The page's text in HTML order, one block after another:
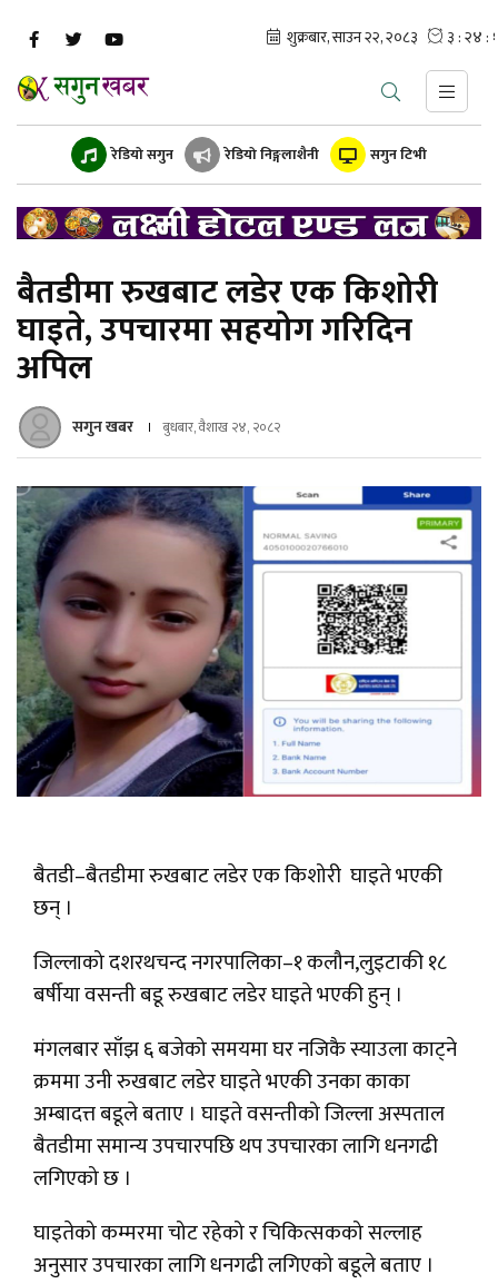
रेडियो सगुन रेडियो निङ्गलाशैनी सगुन टिभी
बैतडीमा रुखबाट लडेर एक किशोरी
घाइते, उपचारमा सहयोग गरिदिन
अपिल
सगुन खबर बुधबार, वैशाख २४, २०८२
बैतडी–बैतडीमा रुखबाट लडेर एक किशोरी घाइते भएकी
छन् ।
जिल्लाको दशरथचन्द नगरपालिका–१ कलौन,लुइटाकी १८
बर्षीया वसन्ती बडू रुखबाट लडेर घाइते भएकी हुन् ।
मंगलबार साँझ ६ बजेको समयमा घर नजिकै स्याउला काट्ने
क्रममा उनी रुखबाट लडेर घाइते भएकी उनका काका
अम्बादत्त बडूले बताए । घाइते वसन्तीको जिल्ला अस्पताल
बैतडीमा समान्य उपचारपछि थप उपचारका लागि धनगढी
लगिएको छ ।
घाइतेको कम्मरमा चोट रहेको र चिकित्सकको सल्लाह
अनुसार उपचारका लागि धनगढी लगिएको बडूले बताए ।